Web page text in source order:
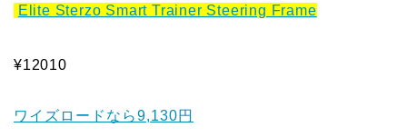
Elite Sterzo Smart Trainer Steering Frame
¥12010
ワイズロードなら9,130円